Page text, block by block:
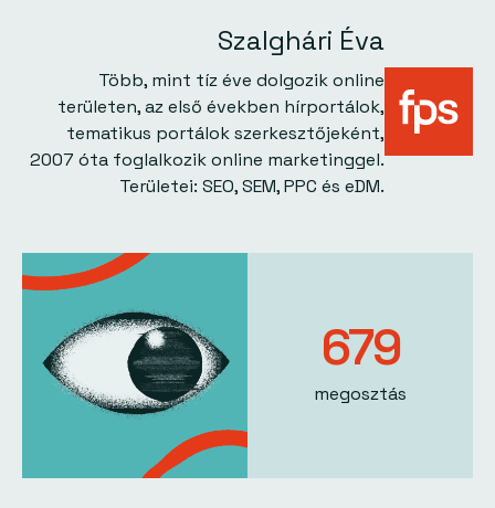
681
megosztás
Szalghári Éva
Több, mint tíz éve dolgozik online
területen, az első években hírportálok,
tematikus portálok szerkesztőjeként,
2007 óta foglalkozik online marketinggel.
Területei: SEO, SEM, PPC és eDM.